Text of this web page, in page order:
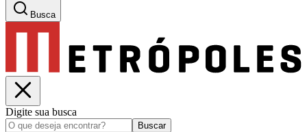
Busca
Digite sua busca
Buscar